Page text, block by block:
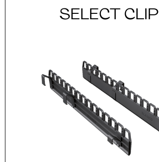
SELECT CLIP